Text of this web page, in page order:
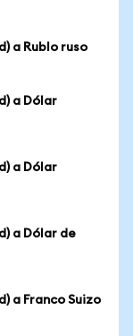
a Rublo ruso
a Dólar
a Dólar
a Dólar de
a Franco Suizo